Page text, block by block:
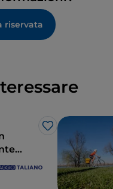
riservata
Like